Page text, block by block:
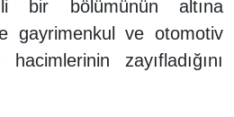
bir bölümünün altına
gayrimenkul ve otomotiv
zayıfladığını